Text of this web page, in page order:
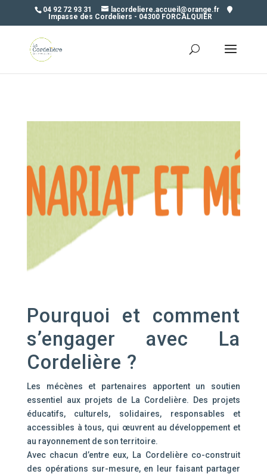
04 92 72 93 31
lacordeliere.accueil@orange.fr
Impasse des Cordeliers - 04300 FORCALQUIER
Pourquoi et comment
s’engager avec La
Cordelière ?
Les mécènes et partenaires apportent un soutien
essentiel aux projets de La Cordelière. Des projets
éducatifs, culturels, solidaires, responsables et
accessibles à tous, qui œuvrent au développement et
au rayonnement de son territoire.
Avec chacun d’entre eux, La Cordelière co-construit
des opérations sur-mesure, en leur faisant partager